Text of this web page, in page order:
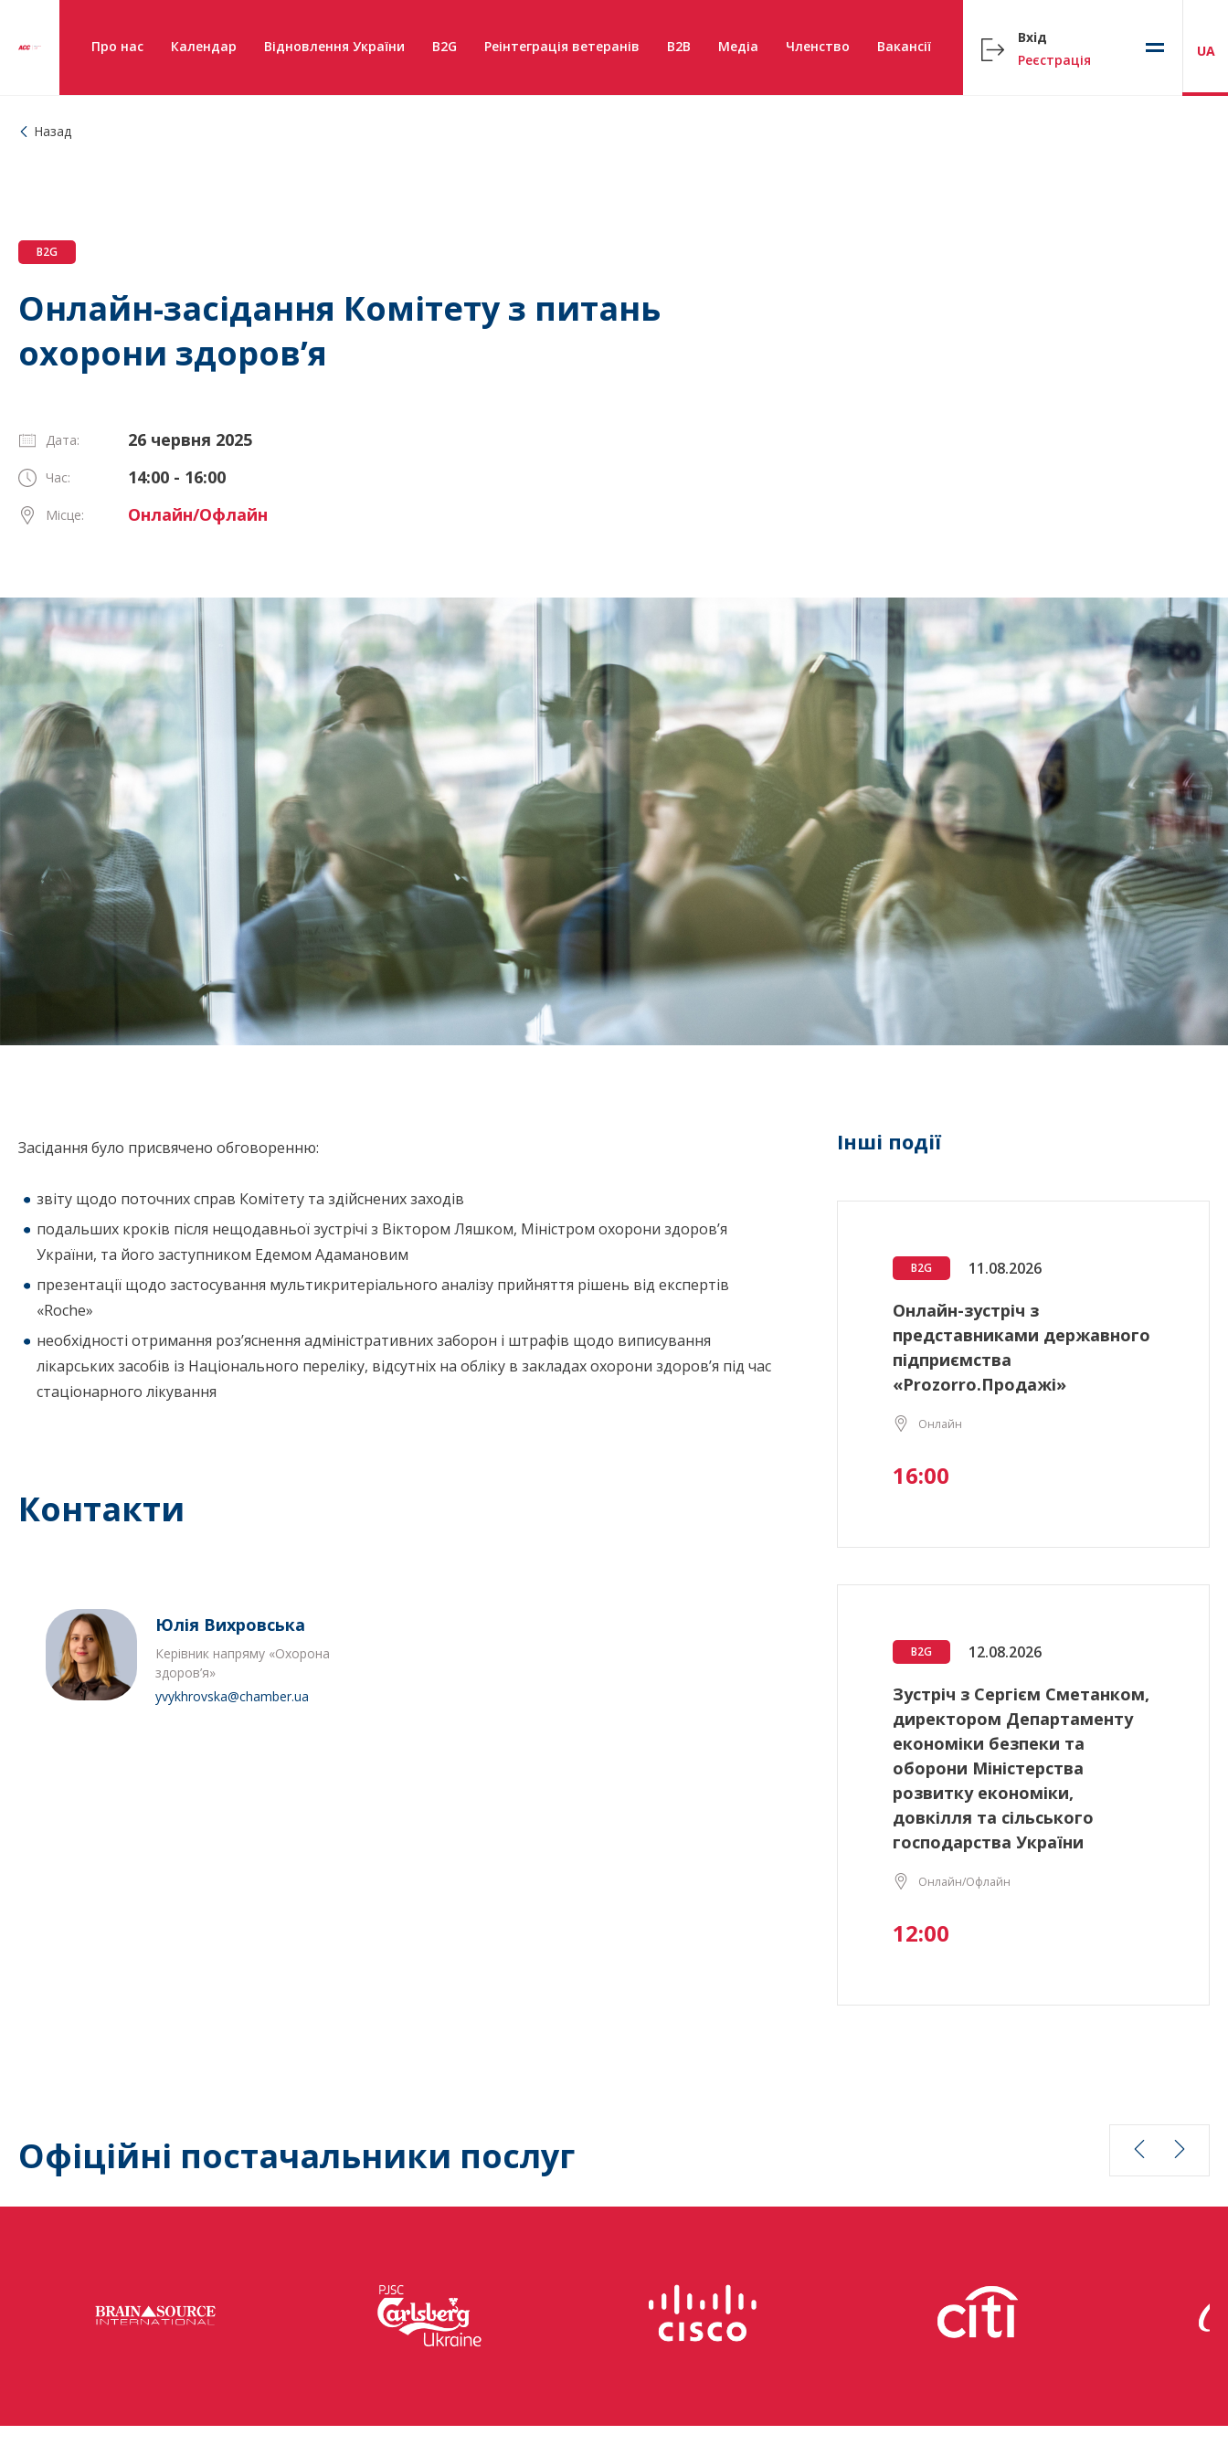
Про нас Календар Відновлення України B2G Реінтеграція ветеранів B2B Медіа Членство Вакансії
Вхід
Реєстрація
UA
Назад
B2G
Онлайн-засідання Комітету з питань
охорони здоров’я
Дата: 26 червня 2025
Час: 14:00 - 16:00
Місце: Онлайн/Офлайн
Засідання було присвячено обговоренню:
звіту щодо поточних справ Комітету та здійснених заходів
подальших кроків після нещодавньої зустрічі з Віктором Ляшком, Міністром охорони здоров’я
України, та його заступником Едемом Адамановим
презентації щодо застосування мультикритеріального аналізу прийняття рішень від експертів
«Roche»
необхідності отримання роз’яснення адміністративних заборон і штрафів щодо виписування
лікарських засобів із Національного переліку, відсутніх на обліку в закладах охорони здоров’я під час
стаціонарного лікування
Контакти
Юлія Вихровська
Керівник напряму «Охорона
здоров’я»
yvykhrovska@chamber.ua
Інші події
B2G 11.08.2026
Онлайн-зустріч з
представниками державного
підприємства
«Prozorro.Продажі»
Онлайн
16:00
B2G 12.08.2026
Зустріч з Сергієм Сметанком,
директором Департаменту
економіки безпеки та
оборони Міністерства
розвитку економіки,
довкілля та сільського
господарства України
Онлайн/Офлайн
12:00
Офіційні постачальники послуг